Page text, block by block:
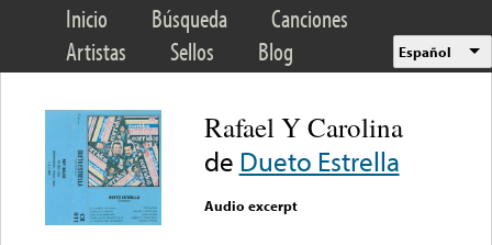
Inicio Búsqueda
Canciones
Artistas
Sellos Blog Español
Rafael Y Carolina
de Dueto Estrella
Audio excerpt